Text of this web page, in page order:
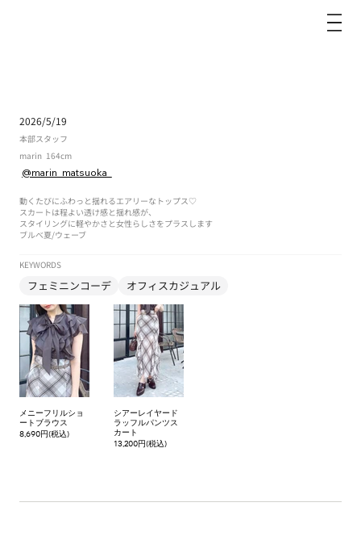
2026/5/19
本部スタッフ
marin 164cm
@marin_matsuoka_
ブルべ夏/ウェーブ
動くたびにふわっと揺れるエアリーなトップス♡
スカートは程よい透け感と揺れ感が、
スタイリングに軽やかさと女性らしさをプラスします
KEYWORDS
フェミニンコーデ オフィスカジュアル
メニーフリルショ
ートブラウス
8,690円(税込)
シアーレイヤード
ラッフルパンツス
カート
13,200円(税込)